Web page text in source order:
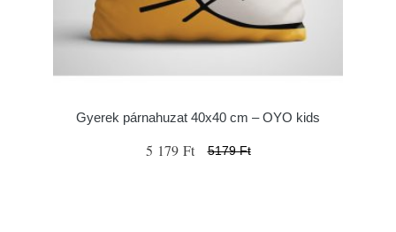
Gyerek párnahuzat 40x40 cm – OYO kids
5 179 Ft 5179 Ft